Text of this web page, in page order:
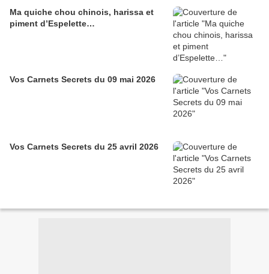
Ma quiche chou chinois, harissa et
piment d’Espelette…
Vos Carnets Secrets du 09 mai 2026
Vos Carnets Secrets du 25 avril 2026